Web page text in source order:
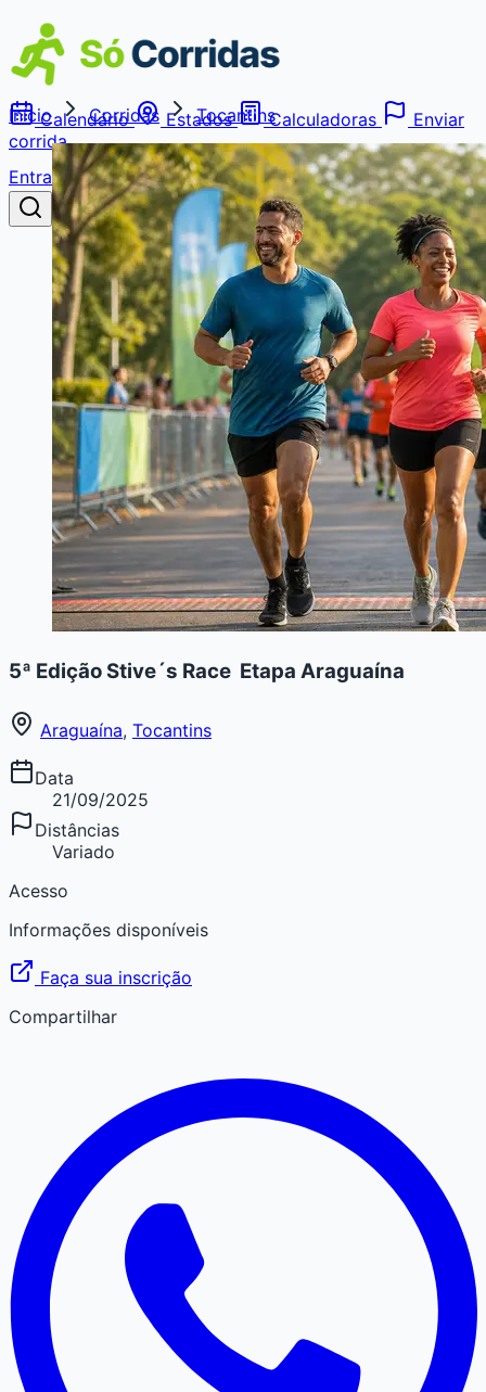
Calendário Estados Calculadoras
Enviar
corrida
Entrar
Buscar
Início Corridas Tocantins
5ª Edição Stive´s Race  Etapa Araguaína
Araguaína, Tocantins
Data
21/09/2025
Distâncias
Variado
Acesso
Informações disponíveis
Faça sua inscrição
Compartilhar